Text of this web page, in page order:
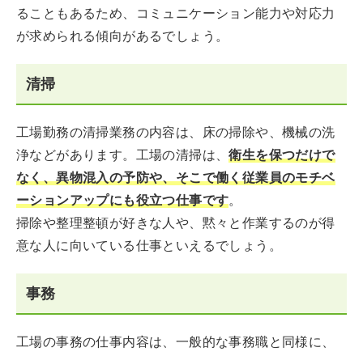
ることもあるため、コミュニケーション能力や対応力
が求められる傾向があるでしょう。
清掃
工場勤務の清掃業務の内容は、床の掃除や、機械の洗
浄などがあります。工場の清掃は、衛生を保つだけで
なく、異物混入の予防や、そこで働く従業員のモチベ
ーションアップにも役立つ仕事です。
掃除や整理整頓が好きな人や、黙々と作業するのが得
意な人に向いている仕事といえるでしょう。
事務
工場の事務の仕事内容は、一般的な事務職と同様に、